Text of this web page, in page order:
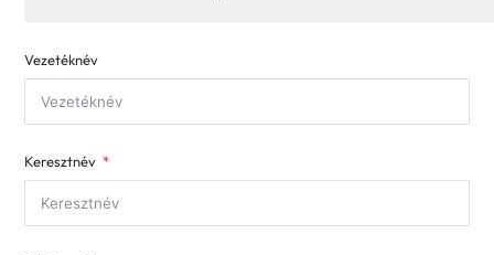
Vezetéknév
Keresztnév